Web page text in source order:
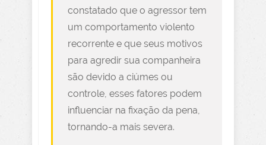
constatado que o agressor tem
um comportamento violento
recorrente e que seus motivos
para agredir sua companheira
são devido a ciúmes ou
controle, esses fatores podem
influenciar na fixação da pena,
tornando-a mais severa.